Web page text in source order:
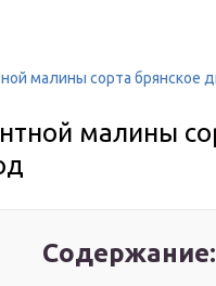
малины сорта брянское
малины
Содержание: